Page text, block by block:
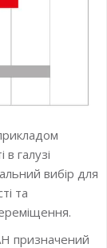
галузі
вибір для
та
призначений